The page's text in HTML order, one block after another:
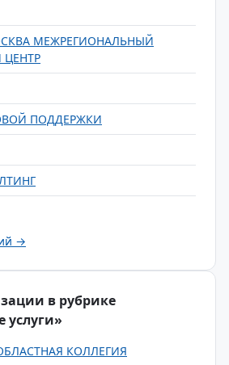
МЕЖРЕГИОНАЛЬНЫЙ
ПОДДЕРЖКИ
→
в рубрике
КОЛЛЕГИЯ